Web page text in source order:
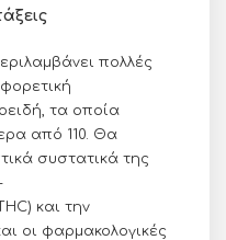
πολλές
τα οποία
από 110. Θα
συστατικά της
και την
οι φαρμακολογικές